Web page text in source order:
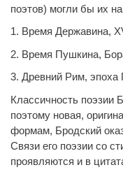
поэтов) могли бы их
1. Время Державина, Х
2. Время Пушкина,
3. Древний Рим, эпоха
Классичность
поэтому новая,
формам, Бродский
Связи его поэзии со
проявляются и в